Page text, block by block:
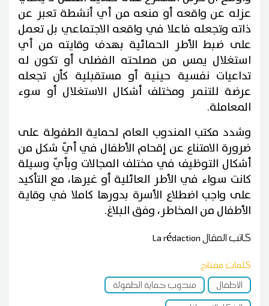
عزله عن واقعه أو منعه من أي أنشطة تعبر عن
ذاته وتجعله فاعلا في واقعه الاجتماعي بل تعمل
على ضبط الأطر الحمائية بهدف وقايته من أي
استغلال يمس من مصلحته الفضلى أو تكون له
تداعيات نفسية حينية أو مستقبلية كأن تجعله
عرضة للتنمر ومختلف أشكال الاستغلال أو سوء
المعاملة.
وشدد مكتب المندوب العام لحماية الطفولة على
ضرورة الامتناع عن إقحام الأطفال في أيّ شكل من
أشكال التوظيف في مختلف المجالات وبأيّ وسيلة
كانت سواء في الأطر العائلية أو غيرها، مع التأكيد
على واجب اضطلاع الأسرة بدورها كاملا في وقاية
الأطفال من المخاطر، وفق البلاغ.
كاتب المقالLa rédaction
كلمات مفتاح
الأطفال
مندوب حماية الطفولة